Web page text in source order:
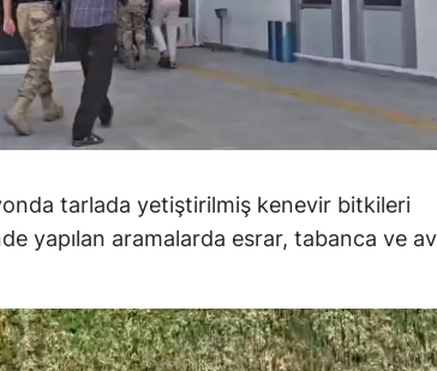
Gaziantep
Giresun
Gümüşhane
Hatay
Mersin
tarlada yetiştirilmiş kenevir bitkileri
yapılan aramalarda esrar, tabanca ve av